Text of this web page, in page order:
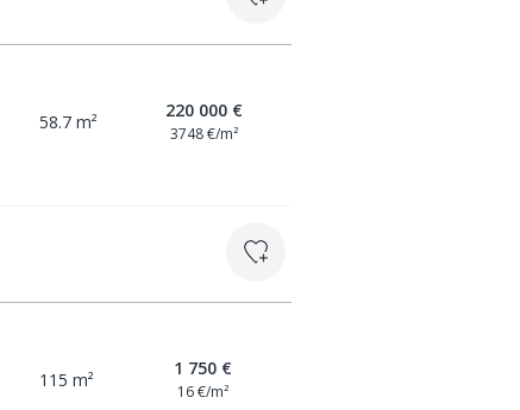
58.7 m²
220 000 €
3748 €/m²
115 m²
1 750 €
16 €/m²